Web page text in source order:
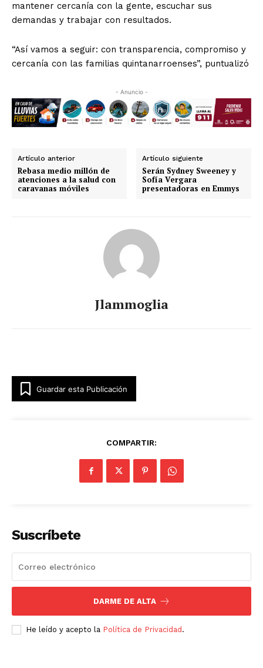
mantener cercanía con la gente, escuchar sus
demandas y trabajar con resultados.
“Así vamos a seguir: con transparencia, compromiso y
cercanía con las familias quintanarroenses”, puntualizó
- Anuncio -
Artículo anterior
Rebasa medio millón de
atenciones a la salud con
caravanas móviles
Artículo siguiente
Serán Sydney Sweeney y
Sofía Vergara
presentadoras en Emmys
Jlammoglia
Guardar esta Publicación
COMPARTIR:
Suscríbete
DARME DE ALTA
He leído y acepto la Política de Privacidad .